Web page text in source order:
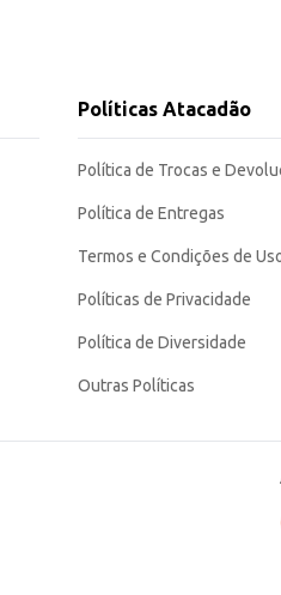
Políticas Atacadão
Política de Trocas e
Política de Entregas
Termos e Condições de
Políticas de Privacidade
Política de Diversidade
Outras Políticas